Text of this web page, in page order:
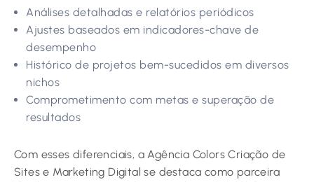
Análises detalhadas e relatórios periódicos
Ajustes baseados em indicadores-chave de
desempenho
Histórico de projetos bem-sucedidos em diversos
nichos
Comprometimento com metas e superação de
resultados
Com esses diferenciais, a Agência Colors Criação de
Sites e Marketing Digital se destaca como parceira